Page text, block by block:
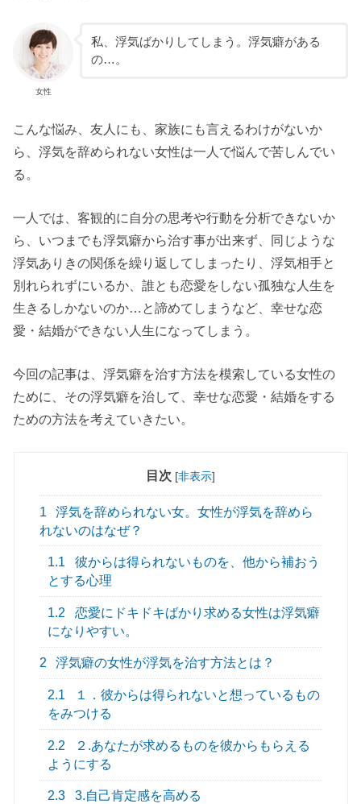
女性
私、浮気ばかりしてしまう。浮気癖がある
の…。
こんな悩み、友人にも、家族にも言えるわけがないか
ら、浮気を辞められない女性は一人で悩んで苦しんでい
る。
一人では、客観的に自分の思考や行動を分析できないか
ら、いつまでも浮気癖から治す事が出来ず、同じような
浮気ありきの関係を繰り返してしまったり、浮気相手と
別れられずにいるか、誰とも恋愛をしない孤独な人生を
生きるしかないのか…と諦めてしまうなど、幸せな恋
愛・結婚ができない人生になってしまう。
今回の記事は、浮気癖を治す方法を模索している女性の
ために、その浮気癖を治して、幸せな恋愛・結婚をする
ための方法を考えていきたい。
目次 [非表示]
1
浮気を辞められない女。女性が浮気を辞めら
れないのはなぜ？
1.1
彼からは得られないものを、他から補おう
とする心理
1.2
恋愛にドキドキばかり求める女性は浮気癖
になりやすい。
2 浮気癖の女性が浮気を治す方法とは？
2.1
１．彼からは得られないと想っているもの
をみつける
2.2
２.あなたが求めるものを彼からもらえる
ようにする
2.3 3.自己肯定感を高める